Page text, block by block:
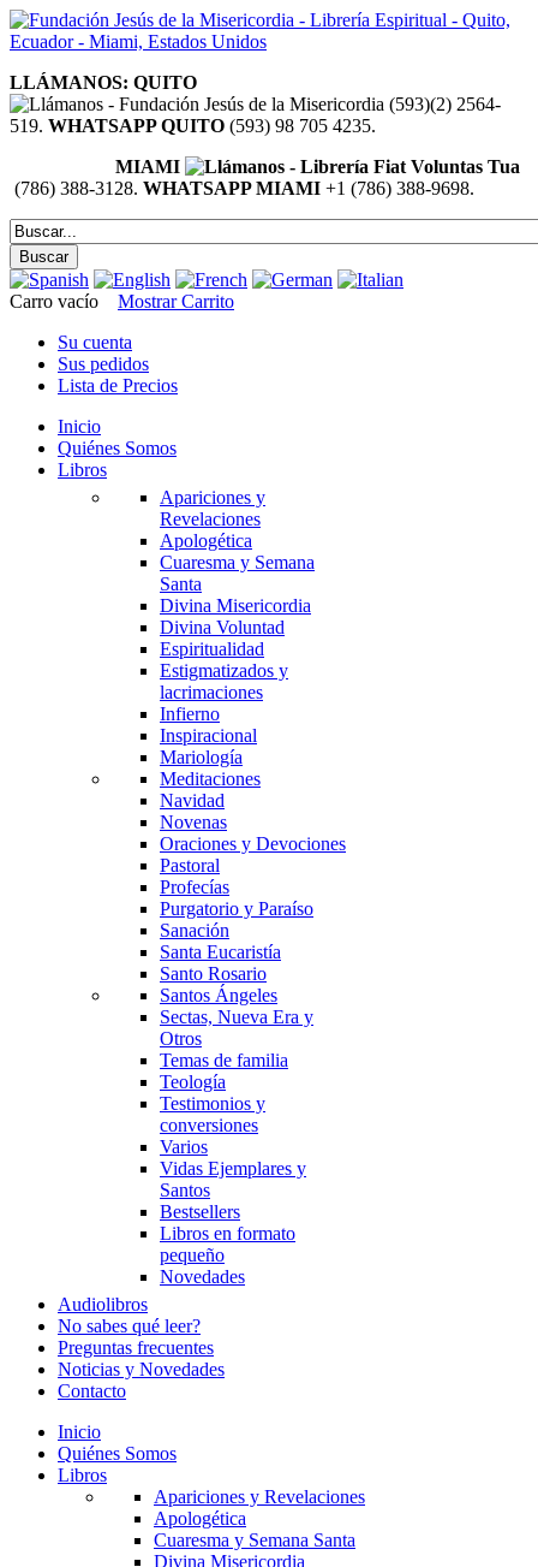
LLÁMANOS: QUITO
(593)(2) 2564-
519. WHATSAPP QUITO (593) 98 705 4235.
MIAMI
(786) 388-3128. WHATSAPP MIAMI +1 (786) 388-9698.
Carro vacío
Mostrar Carrito
Su cuenta
Sus pedidos
Lista de Precios
Inicio
Quiénes Somos
Libros
Apariciones y
Revelaciones
Apologética
Cuaresma y Semana
Santa
Divina Misericordia
Divina Voluntad
Espiritualidad
Estigmatizados y
lacrimaciones
Infierno
Inspiracional
Mariología
Meditaciones
Navidad
Novenas
Oraciones y Devociones
Pastoral
Profecías
Purgatorio y Paraíso
Sanación
Santa Eucaristía
Santo Rosario
Santos Ángeles
Sectas, Nueva Era y
Otros
Temas de familia
Teología
Testimonios y
conversiones
Varios
Vidas Ejemplares y
Santos
Bestsellers
Libros en formato
pequeño
Novedades
Audiolibros
No sabes qué leer?
Preguntas frecuentes
Noticias y Novedades
Contacto
Inicio
Quiénes Somos
Libros
Apariciones y Revelaciones
Apologética
Cuaresma y Semana Santa
Divina Misericordia